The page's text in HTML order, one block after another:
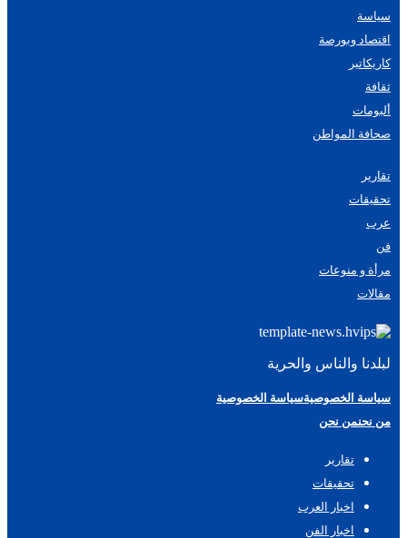
سياسة
اقتصاد وبورصة
كاريكاتير
ثقافة
ألبومات
صحافة المواطن
تقارير
تحقيقات
عرب
فن
مرأة و منوعات
مقالات
لبلدنا والناس والحرية
سياسة الخصوصيةسياسة الخصوصية
من نحنمن نحن
تقارير
تحقيقات
اخبار العرب
اخبار الفن